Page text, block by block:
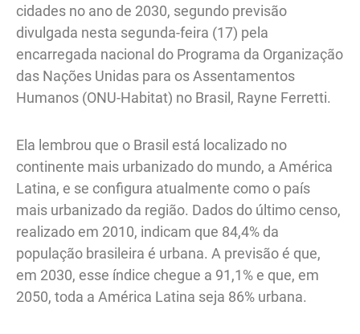
cidades no ano de 2030, segundo previsão
divulgada nesta segunda-feira (17) pela
encarregada nacional do Programa da Organização
das Nações Unidas para os Assentamentos
Humanos (ONU-Habitat) no Brasil, Rayne Ferretti.
Ela lembrou que o Brasil está localizado no
continente mais urbanizado do mundo, a América
Latina, e se configura atualmente como o país
mais urbanizado da região. Dados do último censo,
realizado em 2010, indicam que 84,4% da
população brasileira é urbana. A previsão é que,
em 2030, esse índice chegue a 91,1% e que, em
2050, toda a América Latina seja 86% urbana.